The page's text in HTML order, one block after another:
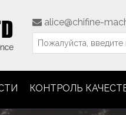
 alice@chifine-
КОНТРОЛЬ